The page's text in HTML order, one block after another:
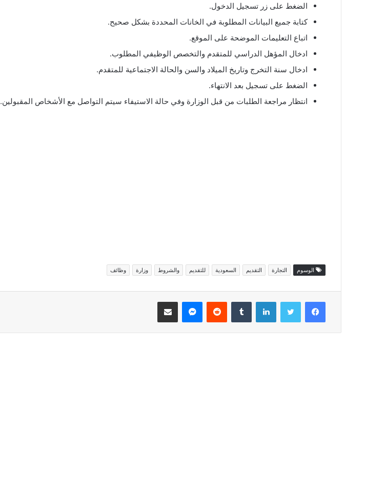
الضغط على زر تسجيل الدخول.
كتابة جميع البيانات المطلوبة في الخانات المحددة بشكل صحيح.
اتباع التعليمات الموضحة على الموقع.
ادخال المؤهل الدراسي للمتقدم والتخصص الوظيفي المطلوب.
ادخال سنة التخرج وتاريخ الميلاد والسن والحالة الاجتماعية للمتقدم.
الضغط على تسجيل بعد الانتهاء.
انتظار مراجعة الطلبات من قبل الوزارة وفي حالة الاستيفاء سيتم التواصل مع الأشخاص المقبولين.
الوسوم التجارة التقديم السعودية للتقديم والشروط وزارة وظائف
فيسبوك تويتر لينكدإن ماسنجر مشاركة عبر البريد